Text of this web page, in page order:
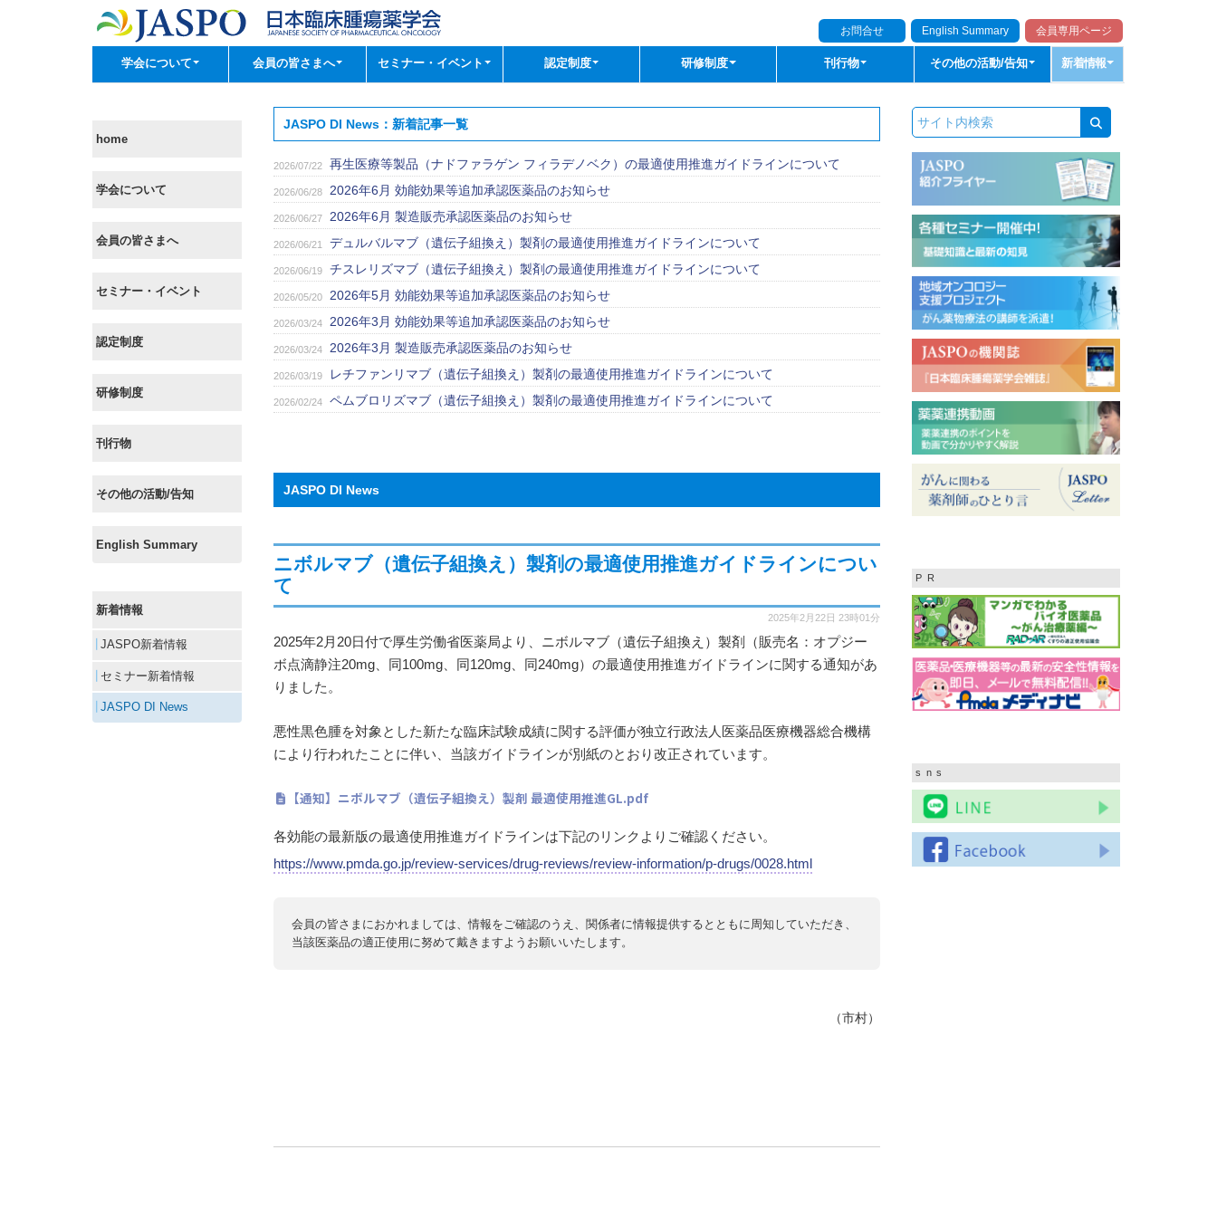
お問合せ English Summary 会員専用ページ
学会について 会員の皆さまへ セミナー・イベント 認定制度 研修制度 刊行物 その他の活動/告知 新着情報
home
学会について
会員の皆さまへ
セミナー・イベント
認定制度
研修制度
刊行物
その他の活動/告知
English Summary
新着情報
JASPO新着情報
セミナー新着情報
JASPO DI News
JASPO DI News：新着記事一覧
2026/07/22 再生医療等製品（ナドファラゲン フィラデノベク）の最適使用推進ガイドラインについて
2026/06/28 2026年6月 効能効果等追加承認医薬品のお知らせ
2026/06/27 2026年6月 製造販売承認医薬品のお知らせ
2026/06/21 デュルバルマブ（遺伝子組換え）製剤の最適使用推進ガイドラインについて
2026/06/19 チスレリズマブ（遺伝子組換え）製剤の最適使用推進ガイドラインについて
2026/05/20 2026年5月 効能効果等追加承認医薬品のお知らせ
2026/03/24 2026年3月 効能効果等追加承認医薬品のお知らせ
2026/03/24 2026年3月 製造販売承認医薬品のお知らせ
2026/03/19 レチファンリマブ（遺伝子組換え）製剤の最適使用推進ガイドラインについて
2026/02/24 ペムブロリズマブ（遺伝子組換え）製剤の最適使用推進ガイドラインについて
JASPO DI News
ニボルマブ（遺伝子組換え）製剤の最適使用推進ガイドラインについ
て
2025年2月22日 23時01分
2025年2月20日付で厚生労働省医薬局より、ニボルマブ（遺伝子組換え）製剤（販売名：オプジー
ボ点滴静注20mg、同100mg、同120mg、同240mg）の最適使用推進ガイドラインに関する通知があ
りました。
悪性黒色腫を対象とした新たな臨床試験成績に関する評価が独立行政法人医薬品医療機器総合機構
により行われたことに伴い、当該ガイドラインが別紙のとおり改正されています。
【通知】ニボルマブ（遺伝子組換え）製剤 最適使用推進GL.pdf
各効能の最新版の最適使用推進ガイドラインは下記のリンクよりご確認ください。
https://www.pmda.go.jp/review-services/drug-reviews/review-information/p-drugs/0028.html
会員の皆さまにおかれましては、情報をご確認のうえ、関係者に情報提供するとともに周知していただき、
当該医薬品の適正使用に努めて戴きますようお願いいたします。
（市村）
PR
sns